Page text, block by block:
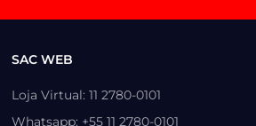
SAC WEB
Loja Virtual: 11 2780-0101
Whatsapp: +55 11 2780-0101